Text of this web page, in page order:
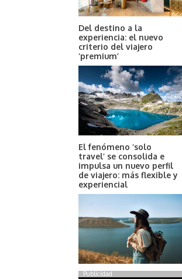
Del destino a la
experiencia: el nuevo
criterio del viajero
‘premium’
El fenómeno ‘solo
travel’ se consolida e
impulsa un nuevo perfil
de viajero: más flexible y
experiencial
Publicidad